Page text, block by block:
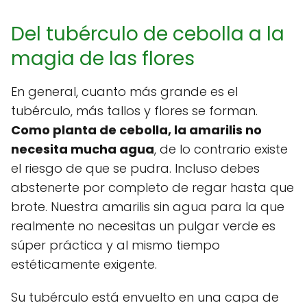
Del tubérculo de cebolla a la
magia de las flores
En general, cuanto más grande es el
tubérculo, más tallos y flores se forman.
Como planta de cebolla, la amarilis no
necesita mucha agua, de lo contrario existe
el riesgo de que se pudra. Incluso debes
abstenerte por completo de regar hasta que
brote. Nuestra amarilis sin agua para la que
realmente no necesitas un pulgar verde es
súper práctica y al mismo tiempo
estéticamente exigente.
Su tubérculo está envuelto en una capa de